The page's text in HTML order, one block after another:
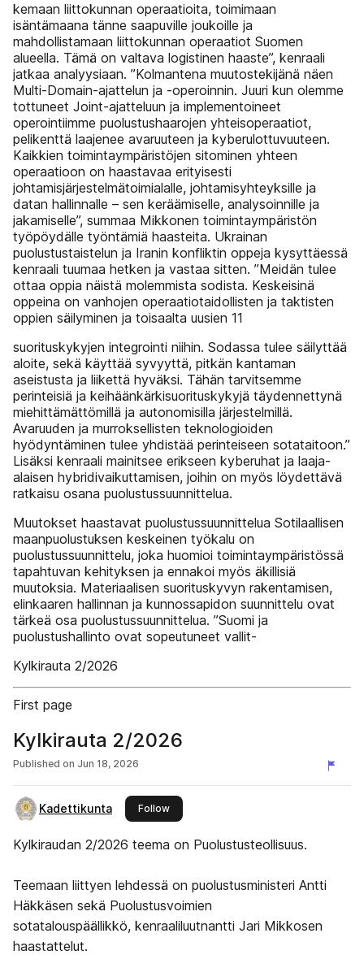
kemaan liittokunnan operaatioita, toimimaan
isäntämaana tänne saapuville joukoille ja
mahdollistamaan liittokunnan operaatiot Suomen
alueella. Tämä on valtava logistinen haaste”, kenraali
jatkaa analyysiaan. ”Kolmantena muutostekijänä näen
Multi-Domain-ajattelun ja -operoinnin. Juuri kun olemme
tottuneet Joint-ajatteluun ja implementoineet
operointiimme puolustushaarojen yhteisoperaatiot,
pelikenttä laajenee avaruuteen ja kyberulottuvuuteen.
Kaikkien toimintaympäristöjen sitominen yhteen
operaatioon on haastavaa erityisesti
johtamisjärjestelmätoimialalle, johtamisyhteyksille ja
datan hallinnalle – sen keräämiselle, analysoinnille ja
jakamiselle”, summaa Mikkonen toimintaympäristön
työpöydälle työntämiä haasteita. Ukrainan
puolustustaistelun ja Iranin konfliktin oppeja kysyttäessä
kenraali tuumaa hetken ja vastaa sitten. ”Meidän tulee
ottaa oppia näistä molemmista sodista. Keskeisinä
oppeina on vanhojen operaatiotaidollisten ja taktisten
oppien säilyminen ja toisaalta uusien 11
suorituskykyjen integrointi niihin. Sodassa tulee säilyttää
aloite, sekä käyttää syvyyttä, pitkän kantaman
aseistusta ja liikettä hyväksi. Tähän tarvitsemme
perinteisiä ja keihäänkärkisuorituskykyjä täydennettynä
miehittämättömillä ja autonomisilla järjestelmillä.
Avaruuden ja murroksellisten teknologioiden
hyödyntäminen tulee yhdistää perinteiseen sotataitoon.”
Lisäksi kenraali mainitsee erikseen kyberuhat ja laaja-
alaisen hybridivaikuttamisen, joihin on myös löydettävä
ratkaisu osana puolustussuunnittelua.
Muutokset haastavat puolustussuunnittelua Sotilaallisen
maanpuolustuksen keskeinen työkalu on
puolustussuunnittelu, joka huomioi toimintaympäristössä
tapahtuvan kehityksen ja ennakoi myös äkillisiä
muutoksia. Materiaalisen suorituskyvyn rakentamisen,
elinkaaren hallinnan ja kunnossapidon suunnittelu ovat
tärkeä osa puolustussuunnittelua. ”Suomi ja
puolustushallinto ovat sopeutuneet vallit-
Kylkirauta 2/2026
First page
Kylkirauta 2/2026
Published on Jun 18, 2026
Kadettikunta Followthis publisher
Kylkiraudan 2/2026 teema on Puolustusteollisuus.
Teemaan liittyen lehdessä on puolustusministeri Antti
Häkkäsen sekä Puolustusvoimien
sotatalouspäällikkö, kenraaliluutnantti Jari Mikkosen
haastattelut.